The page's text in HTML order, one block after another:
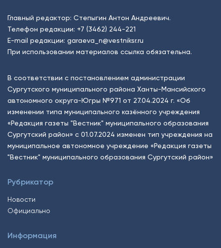
Главный редактор: Степыгин Антон Андреевич.
Телефон редакции: +7 (3462) 244-221
E-mail редакции: garaeva_n@vestniksr.ru
При использовании материалов ссылка обязательна.
В соответствии с постановлением администрации
Сургутского муниципального района Ханты-Мансийского
автономного округа-Югры №971 от 27.04.2024 г. «Об
изменении типа муниципального казённого учреждения
«Редакция газеты "Вестник" муниципального образования
Сургутский район» с 01.07.2024 изменен тип учреждения на
муниципальное автономное учреждение «Редакция газеты
"Вестник" муниципального образования Сургутский район»
Рубрикатор
Новости
Официально
Информация